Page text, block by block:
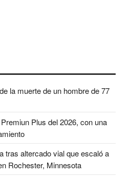
la muerte de un hombre de 77
Plus del 2026, con una
tras altercado vial que escaló a
Rochester, Minnesota